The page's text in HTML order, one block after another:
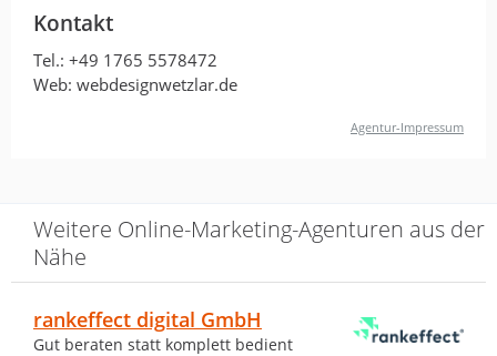
Kontakt
Tel.: +49 1765 5578472
Web: webdesignwetzlar.de
Agentur-Impressum
Weitere Online-Marketing-Agenturen aus der
Nähe
rankeffect digital GmbH
Gut beraten statt komplett bedient